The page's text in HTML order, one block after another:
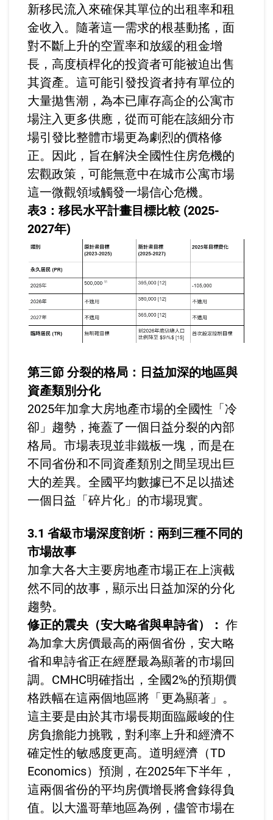
新移民流入來確保其單位的出租率和租
金收入。隨著這一需求的根基動搖，面
對不斷上升的空置率和放緩的租金增
長，高度槓桿化的投資者可能被迫出售
其資產。這可能引發投資者持有單位的
大量拋售潮，為本已庫存高企的公寓市
場注入更多供應，從而可能在該細分市
場引發比整體市場更為劇烈的價格修
正。因此，旨在解決全國性住房危機的
宏觀政策，可能無意中在城市公寓市場
這一微觀領域觸發一場信心危機。
表3：移民水平計畫目標比較 (2025-
2027年)
第三節 分裂的格局：日益加深的地區與
資產類別分化
2025年加拿大房地產市場的全國性「冷
卻」趨勢，掩蓋了一個日益分裂的內部
格局。市場表現並非鐵板一塊，而是在
不同省份和不同資產類別之間呈現出巨
大的差異。全國平均數據已不足以描述
一個日益「碎片化」的市場現實。
3.1 省級市場深度剖析：兩到三種不同的
市場故事
加拿大各大主要房地產市場正在上演截
然不同的故事，顯示出日益加深的分化
趨勢。
修正的震央（安大略省與卑詩省）： 作
為加拿大房價最高的兩個省份，安大略
省和卑詩省正在經歷最為顯著的市場回
調。CMHC明確指出，全國2%的預期價
格跌幅在這兩個地區將「更為顯著」。
這主要是由於其市場長期面臨嚴峻的住
房負擔能力挑戰，對利率上升和經濟不
確定性的敏感度更高。道明經濟（TD
Economics）預測，在2025年下半年，
這兩個省份的平均房價增長將會錄得負
值。以大溫哥華地區為例，儘管市場在